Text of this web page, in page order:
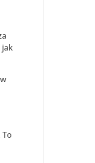
jak